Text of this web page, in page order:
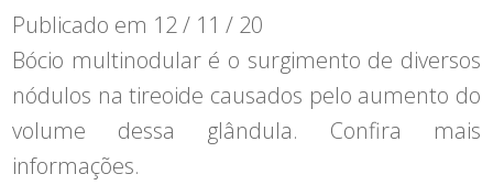
Publicado em 12 / 11 / 20
Bócio multinodular é o surgimento de diversos
nódulos na tireoide causados pelo aumento do
volume dessa glândula. Confira mais
informações.